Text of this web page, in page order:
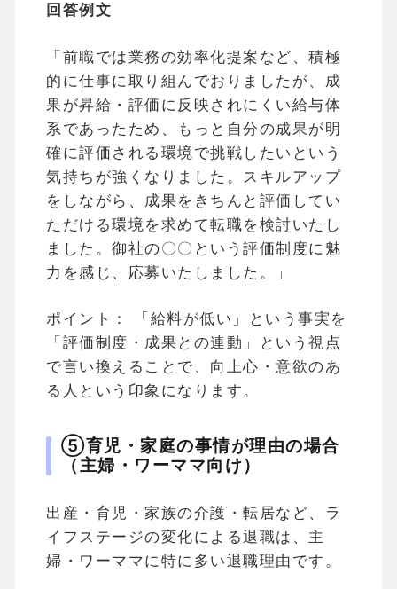
回答例文
「前職では業務の効率化提案など、積極
的に仕事に取り組んでおりましたが、成
果が昇給・評価に反映されにくい給与体
系であったため、もっと自分の成果が明
確に評価される環境で挑戦したいという
気持ちが強くなりました。スキルアップ
をしながら、成果をきちんと評価してい
ただける環境を求めて転職を検討いたし
ました。御社の〇〇という評価制度に魅
力を感じ、応募いたしました。」
ポイント： 「給料が低い」という事実を
「評価制度・成果との連動」という視点
で言い換えることで、向上心・意欲のあ
る人という印象になります。
⑤育児・家庭の事情が理由の場合
（主婦・ワーママ向け）
出産・育児・家族の介護・転居など、ラ
イフステージの変化による退職は、主
婦・ワーママに特に多い退職理由です。